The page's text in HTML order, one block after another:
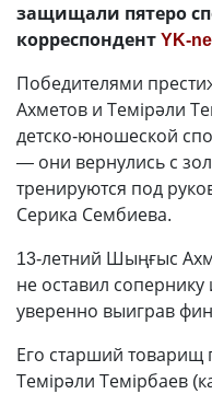
защищали пятеро
корреспондентYK-
Победителями
Ахметов и Темірәли
детско-юношеской
— они вернулись с
тренируются под
Серика Сембиева.
13-летний Шыңғыс
не оставил
уверенно выиграв
Его старший
Темірәли Темірбаев